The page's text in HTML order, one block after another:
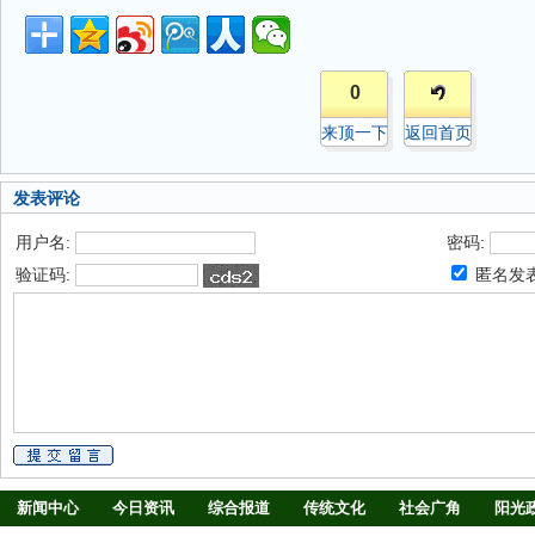
0
来顶一下 返回首页
发表评论
用户名:
密码:
验证码:
匿名发
新闻中心 今日资讯 综合报道 传统文化 社会广角
阳光